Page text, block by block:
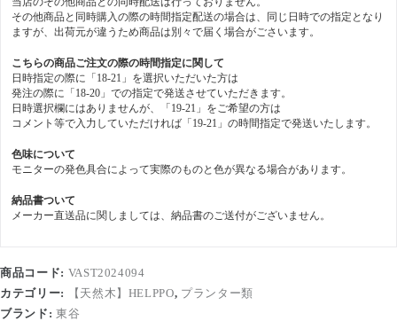
その他商品と同時購入の際の時間指定配送の場合は、同じ日時での指定となり
ますが、出荷元が違うため商品は別々で届く場合がごさいます。
こちらの商品ご注文の際の時間指定に関して
日時指定の際に「18-21」を選択いただいた方は
発注の際に「18-20」での指定で発送させていただきます。
日時選択欄にはありませんが、「19-21」をご希望の方は
コメント等で入力していただければ「19-21」の時間指定で発送いたします。
色味について
モニターの発色具合によって実際のものと色が異なる場合があります。
納品書ついて
メーカー直送品に関しましては、納品書のご送付がございません。
商品コード: VAST2024094
カテゴリー:
【天然木】HELPPO, プランター類
ブランド: 東谷